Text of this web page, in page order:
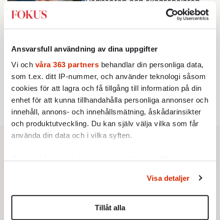
Ansvarsfull användning av dina uppgifter
Vi och våra 363 partners behandlar din personliga data,
som t.ex. ditt IP-nummer, och använder teknologi såsom
cookies för att lagra och få tillgång till information på din
enhet för att kunna tillhandahålla personliga annonser och
innehåll, annons- och innehållsmätning, åskådarinsikter
och produktutveckling. Du kan själv välja vilka som får
använda din data och i vilka syften.
Ta reda på mer om hur dina personliga uppgifter
Du kan ändra eller dra tillbaka ditt samtycke när som
helst från cookie-förklaringen.
Vi använder enhetsidentifierare för att anpassa innehållet
Visa detaljer
Tillåt alla
Staffan Westerberg dog i juni, 92
MINNESORD
En officer och gentleman i
världens konfliktzoner
Översten Bo Pellnäs dog den 20
maj, 86 år gammal.
Av: Staffan Heimerson•